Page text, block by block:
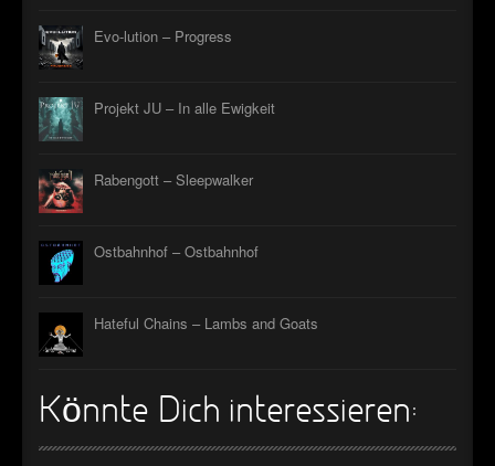
Evo-lution – Progress
Projekt JU – In alle Ewigkeit
Rabengott – Sleepwalker
Ostbahnhof – Ostbahnhof
Hateful Chains – Lambs and Goats
Könnte Dich interessieren: